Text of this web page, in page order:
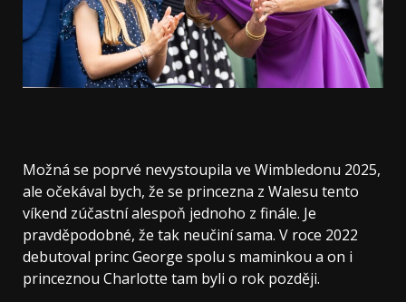
Možná se poprvé nevystoupila ve Wimbledonu 2025,
ale očekával bych, že se princezna z Walesu tento
víkend zúčastní alespoň jednoho z finále. Je
pravděpodobné, že tak neučiní sama. V roce 2022
debutoval princ George spolu s maminkou a on i
princeznou Charlotte tam byli o rok později.